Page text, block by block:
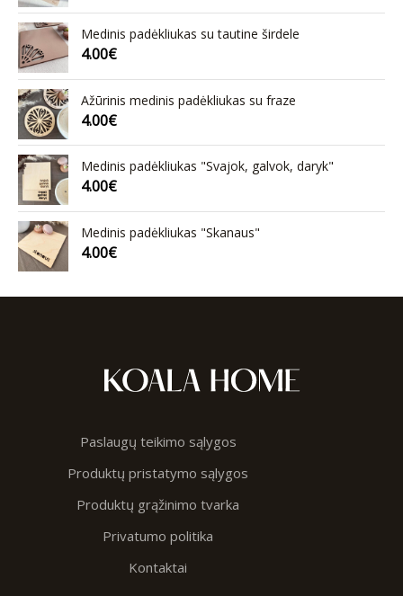
Medinis padėkliukas su tautine širdele
4.00€
Ažūrinis medinis padėkliukas su fraze
4.00€
Medinis padėkliukas "Svajok, galvok, daryk"
4.00€
Medinis padėkliukas "Skanaus"
4.00€
Paslaugų teikimo sąlygos
Produktų pristatymo sąlygos
Produktų grąžinimo tvarka
Privatumo politika
Kontaktai